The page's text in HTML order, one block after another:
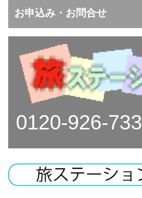
お申込み・お問合せ
0120-926-733